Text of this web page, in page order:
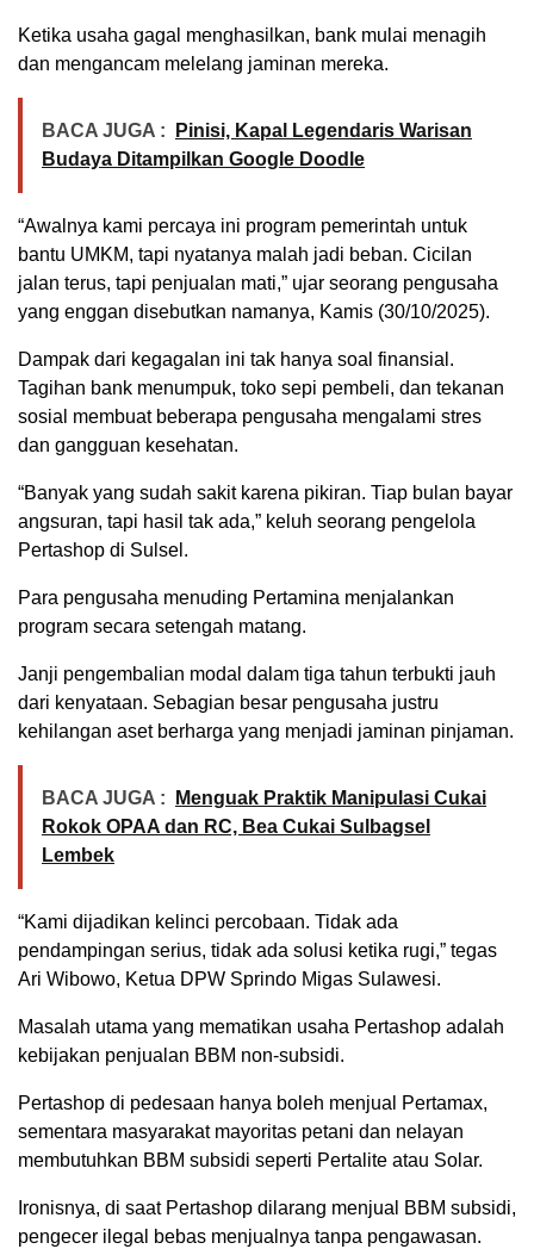
Ketika usaha gagal menghasilkan, bank mulai menagih
dan mengancam melelang jaminan mereka.
BACA JUGA :
Pinisi, Kapal Legendaris Warisan
Budaya Ditampilkan Google Doodle
“Awalnya kami percaya ini program pemerintah untuk
bantu UMKM, tapi nyatanya malah jadi beban. Cicilan
jalan terus, tapi penjualan mati,” ujar seorang pengusaha
yang enggan disebutkan namanya, Kamis (30/10/2025).
Dampak dari kegagalan ini tak hanya soal finansial.
Tagihan bank menumpuk, toko sepi pembeli, dan tekanan
sosial membuat beberapa pengusaha mengalami stres
dan gangguan kesehatan.
“Banyak yang sudah sakit karena pikiran. Tiap bulan bayar
angsuran, tapi hasil tak ada,” keluh seorang pengelola
Pertashop di Sulsel.
Para pengusaha menuding Pertamina menjalankan
program secara setengah matang.
Janji pengembalian modal dalam tiga tahun terbukti jauh
dari kenyataan. Sebagian besar pengusaha justru
kehilangan aset berharga yang menjadi jaminan pinjaman.
BACA JUGA :
Menguak Praktik Manipulasi Cukai
Rokok OPAA dan RC, Bea Cukai Sulbagsel
Lembek
“Kami dijadikan kelinci percobaan. Tidak ada
pendampingan serius, tidak ada solusi ketika rugi,” tegas
Ari Wibowo, Ketua DPW Sprindo Migas Sulawesi.
Masalah utama yang mematikan usaha Pertashop adalah
kebijakan penjualan BBM non-subsidi.
Pertashop di pedesaan hanya boleh menjual Pertamax,
sementara masyarakat mayoritas petani dan nelayan
membutuhkan BBM subsidi seperti Pertalite atau Solar.
Ironisnya, di saat Pertashop dilarang menjual BBM subsidi,
pengecer ilegal bebas menjualnya tanpa pengawasan.